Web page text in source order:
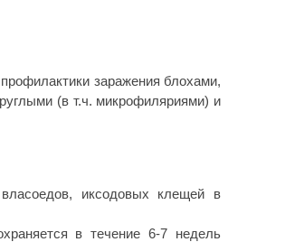
заражения блохами,
(в т.ч. микрофиляриями) и
иксодовых клещей в
в течение 6-7 недель